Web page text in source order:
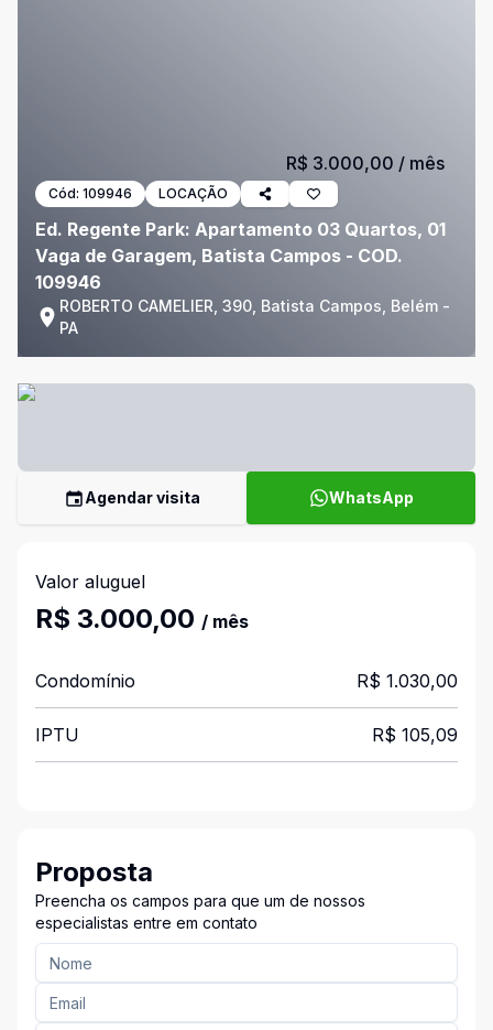
Cód: 109946 LOCAÇÃO
Ed. Regente Park: Apartamento 03 Quartos, 01
Vaga de Garagem, Batista Campos - COD.
109946
ROBERTO CAMELIER, 390, Batista Campos, Belém -
PA
R$ 3.000,00 / mês
Agendar visita WhatsApp
Valor aluguel
R$ 3.000,00 / mês
Condomínio R$ 1.030,00
IPTU R$ 105,09
Proposta
Preencha os campos para que um de nossos
especialistas entre em contato